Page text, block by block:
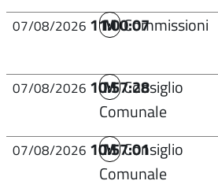
07/08/2026 11:00:07
MCommissioni
07/08/2026 10:57:28
MConsiglio
Comunale
07/08/2026 10:57:01
MConsiglio
Comunale